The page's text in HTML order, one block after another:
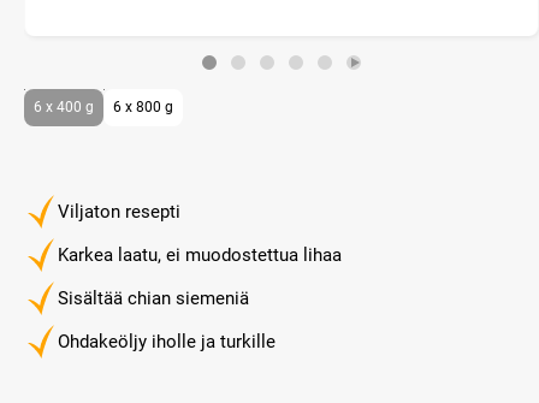
Viljaton resepti
Karkea laatu, ei muodostettua lihaa
Sisältää chian siemeniä
Ohdakeöljy iholle ja turkille
6 x 400 g 6 x 800 g